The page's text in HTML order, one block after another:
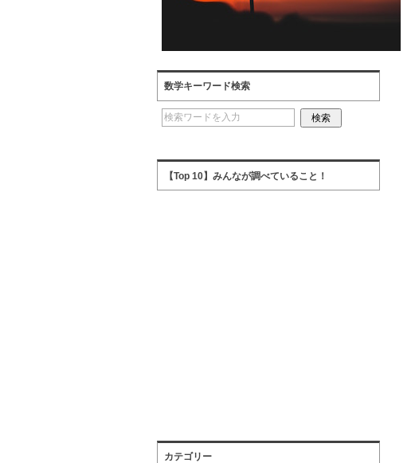
数学キーワード検索
【Top 10】みんなが調べていること！
カテゴリー